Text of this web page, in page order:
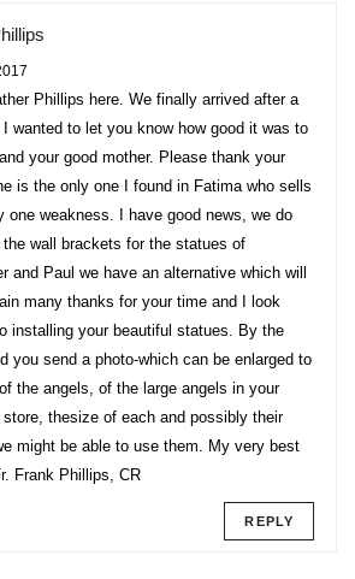
Phillips here. We finally arrived after a
I wanted to let you know how good it was to
your good mother. Please thank your
is the only one I found in Fatima who sells
one weakness. I have good news, we do
the wall brackets for the statues of
and Paul we have an alternative which will
many thanks for your time and I look
installing your beautiful statues. By the
you send a photo-which can be enlarged to
the angels, of the large angels in your
store, thesize of each and possibly their
might be able to use them. My very best
Frank Phillips, CR
REPLY